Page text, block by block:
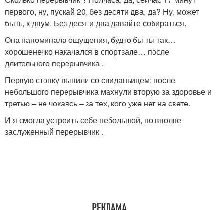
первого, ну, пускай 20, без десяти два, да? Ну, может
быть, к двум. Без десяти два давайте собираться.
Она напоминала ощущения, будто бы ты так…
хорошенечко накачался в спортзале… после
длительного перерывчика .
Первую стопку выпили со свиданьицем; после
небольшого перерывчика махнули вторую за здоровье и
третью – не чокаясь – за тех, кого уже нет на свете.
И я смогла устроить себе небольшой, но вполне
заслуженный перерывчик .